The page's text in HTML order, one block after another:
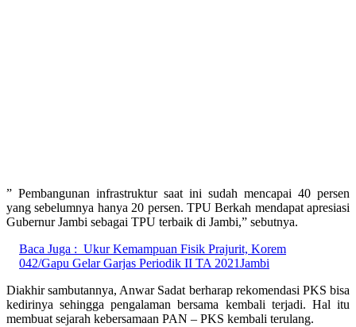
” Pembangunan infrastruktur saat ini sudah mencapai 40 persen
yang sebelumnya hanya 20 persen. TPU Berkah mendapat apresiasi
Gubernur Jambi sebagai TPU terbaik di Jambi,” sebutnya.
Baca Juga : Ukur Kemampuan Fisik Prajurit, Korem
042/Gapu Gelar Garjas Periodik II TA 2021Jambi
Diakhir sambutannya, Anwar Sadat berharap rekomendasi PKS bisa
kedirinya sehingga pengalaman bersama kembali terjadi. Hal itu
membuat sejarah kebersamaan PAN – PKS kembali terulang.